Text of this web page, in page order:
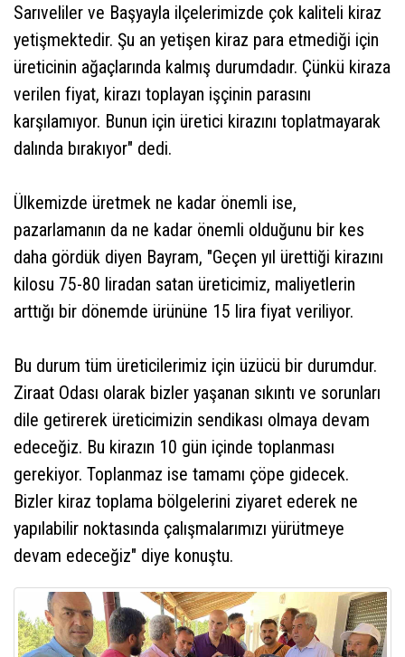
Sarıveliler ve Başyayla ilçelerimizde çok kaliteli kiraz
yetişmektedir. Şu an yetişen kiraz para etmediği için
üreticinin ağaçlarında kalmış durumdadır. Çünkü kiraza
verilen fiyat, kirazı toplayan işçinin parasını
karşılamıyor. Bunun için üretici kirazını toplatmayarak
dalında bırakıyor" dedi.
Ülkemizde üretmek ne kadar önemli ise,
pazarlamanın da ne kadar önemli olduğunu bir kes
daha gördük diyen Bayram, "Geçen yıl ürettiği kirazını
kilosu 75-80 liradan satan üreticimiz, maliyetlerin
arttığı bir dönemde ürününe 15 lira fiyat veriliyor.
Bu durum tüm üreticilerimiz için üzücü bir durumdur.
Ziraat Odası olarak bizler yaşanan sıkıntı ve sorunları
dile getirerek üreticimizin sendikası olmaya devam
edeceğiz. Bu kirazın 10 gün içinde toplanması
gerekiyor. Toplanmaz ise tamamı çöpe gidecek.
Bizler kiraz toplama bölgelerini ziyaret ederek ne
yapılabilir noktasında çalışmalarımızı yürütmeye
devam edeceğiz" diye konuştu.